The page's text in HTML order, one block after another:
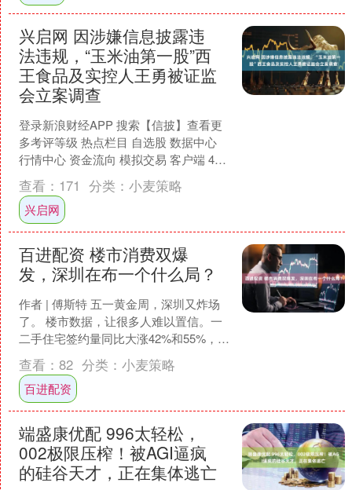
兴启网 因涉嫌信息披露违
法违规，“玉米油第一股”西
王食品及实控人王勇被证监
会立案调查
登录新浪财经APP 搜索【信披】查看更
多考评等级 热点栏目 自选股 数据中心
行情中心 资金流向 模拟交易 客户端 4月
28日，被称为“玉米油第一股”的西王食
品....
查看： 171 分类： 小麦策略
兴启网
百进配资 楼市消费双爆
发，深圳在布一个什么局？
作者 | 傅斯特 五一黄金周，深圳又炸场
了。 楼市数据，让很多人难以置信。一
二手住宅签约量同比大涨42%和55%，双
双刷出近6年新高。 有中介“签约签到手
软”，....
查看： 82 分类： 小麦策略
百进配资
端盛康优配 996太轻松，
002极限压榨！被AGI逼疯
的硅谷天才，正在集体逃亡